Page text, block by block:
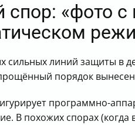
спор: «фото с
сильных линий защиты в
порядок
программно-
В похожих спорах